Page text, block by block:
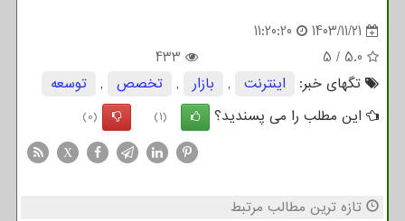
1403/11/21
11:20:20
5.0
/
5
433
تگهای خبر:
اینترنت , بازار , تخصص ,
توسعه
این مطلب را می پسندید؟
(1)
(0)
X
تازه ترین مطالب مرتبط